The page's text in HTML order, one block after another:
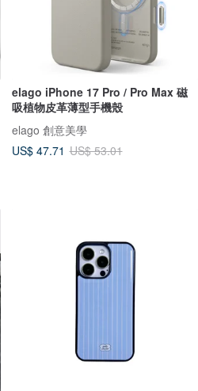
elago iPhone 17 Pro / Pro Max 磁
吸植物皮革薄型手機殼
elago 創意美學
US$ 47.71 US$ 53.01